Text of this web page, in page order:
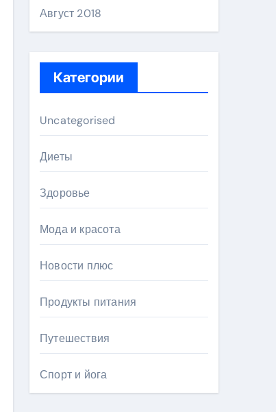
Август 2018
Категории
Uncategorised
Диеты
Здоровье
Мода и красота
Новости плюс
Продукты питания
Путешествия
Спорт и йога